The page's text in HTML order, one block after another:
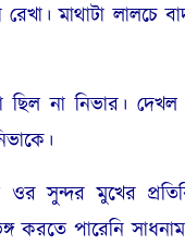
মাথাটা লালচে
নিভার। দেখল
মুখের
পারেনি